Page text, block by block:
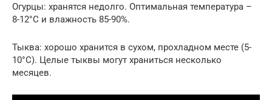
Огурцы: хранятся недолго. Оптимальная температура –
8-12°C и влажность 85-90%.
Тыква: хорошо хранится в сухом, прохладном месте (5-
10°C). Целые тыквы могут храниться несколько
месяцев.